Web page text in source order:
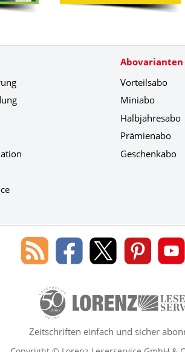
Abovarianten
Vorteilsabo
Miniabo
Halbjahresabo
Prämienabo
Geschenkabo
Blog
des
Lorenz
Leserservice
Lorenz
Leserservice
Lorenz
50 Lesefreude
Zeitschriften einfach und sicher